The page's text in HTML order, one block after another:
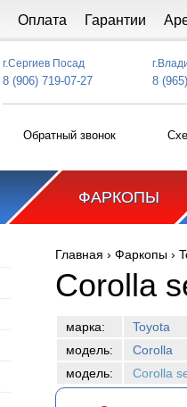
Оплата Гарантии
г.Сергиев Посад
8 (906) 719-07-27 8
Обратный звонок
ФАРКОПЫ
Вы здесь
Главная › Фаркопы ›
Corolla
марка:
Toyota
модель:
Corolla
модель:
Corolla